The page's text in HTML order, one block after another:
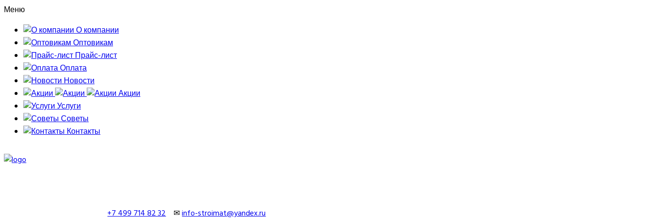
Меню
О компании
Оптовикам
Прайс-лист
Оплата
Новости
Акции
Услуги
Советы
Контакты
+7 499 714 82 32✉info-stroimat@yandex.ru